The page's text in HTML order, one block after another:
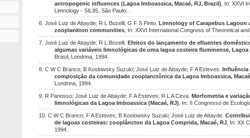
antropogenic influences (Lagoa Imboassica, Macaé, RJ, Brazil)
, In: XXVI
Limnology - SIL95, São Paulo, .
6. José Luiz de Attayde; R L Bozelli; G F S Pinto. Limnology of Carapebus Lagoon
zooplankton communities , In: XXVI International Congress of Theoretical
7. José Luiz de Attayde; R L Bozelli. Efeitos do lançamento de efluentes
algumas variáveis limnológicas de uma lagoa costeira fluminense, Lagoa
Brasil, Londrina, 1994.
8. C W C Branco; B Koslowsky Suzuki; José Luiz de Attayde; F A Esteves. Influência
composição da comunidade zooplanctônica da Lagoa Imboassica,
Londrina, 1994.
9. R Panosso; José Luiz de Attayde; F A Esteves; R L A Ceva. Morfometria e
limnológicas da Lagoa Imboassica (Macaé, RJ)
, In: II Congresso de
10. C W C Branco; F A Esteves; B Koslowsky Suzuki; José Luiz de Attayde.
de lagoas costeiras: zooplâncton da Lagoa Comprida, Macaé, RJ , In: XX
1994.